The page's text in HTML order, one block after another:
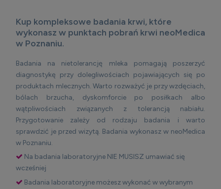
Kup kompleksowe badania krwi, które
wykonasz w punktach pobrań krwi neoMedica
w Poznaniu.
Badania na nietolerancję mleka pomagają poszerzyć
diagnostykę przy dolegliwościach pojawiających się po
produktach mlecznych. Warto rozważyć je przy wzdęciach,
bólach brzucha, dyskomforcie po posiłkach albo
wątpliwościach związanych z tolerancją nabiału.
Przygotowanie zależy od rodzaju badania i warto
sprawdzić je przed wizytą. Badania wykonasz w neoMedica
w Poznaniu.
Na badania laboratoryjne NIE MUSISZ umawiać się
wcześniej
Badania laboratoryjne możesz wykonać w wybranym